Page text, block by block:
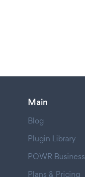
Main
Blog
Plugin Library
POWR Business
Plans & Pricing